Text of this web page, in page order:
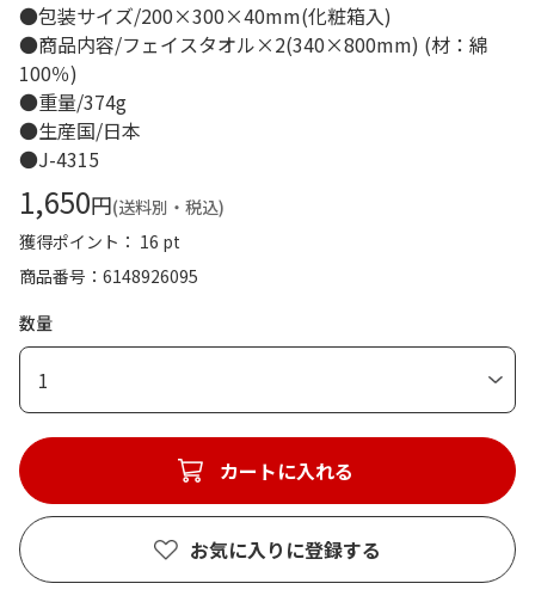
●包装サイズ/200×300×40mm(化粧箱入)
●商品内容/フェイスタオル×2(340×800mm) (材：綿
100％)
●重量/374g
●生産国/日本
●J-4315
1,650円(送料別・税込)
獲得ポイント： 16 pt
商品番号
6148926095
数量
1
カートに入れる
お気に入りに登録する